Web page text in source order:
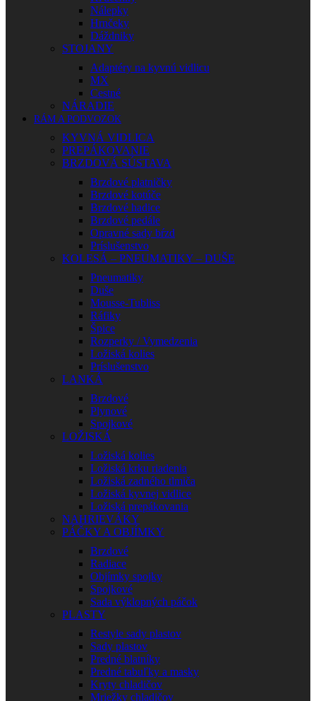
Nálepky
Hrnčeky
Dáždniky
STOJANY
Adaptéry na kyvnú vidlicu
MX
Cestné
NÁRADIE
RÁM A PODVOZOK
KYVNÁ VIDLICA
PREPÁKOVANIE
BRZDOVÁ SÚSTAVA
Brzdové platničky
Brzdové kotúče
Brzdové hadice
Brzdové pedále
Opravné sady bŕzd
Príslušenstvo
KOLESÁ – PNEUMATIKY – DUŠE
Pneumatiky
Duše
Mousse-Tubliss
Ráfiky
Špice
Rozperky / Vymedzenia
Ložiská kolies
Príslušenstvo
LANKÁ
Brzdové
Plynové
Spojkové
LOŽISKÁ
Ložiská kolies
Ložiská krku riadenia
Ložiská zadného tlmiča
Ložiská kyvnej vidlice
Ložiská prepákovania
NAHRIEVÁKY
PÁČKY A OBJÍMKY
Brzdové
Radiace
Objímky spojky
Spojkové
Sada výklopných páčok
PLASTY
Restyle sady plastov
Sady plastov
Predné blatníky
Predné tabuľky a masky
Kryty chladičov
Mriežky chladičov